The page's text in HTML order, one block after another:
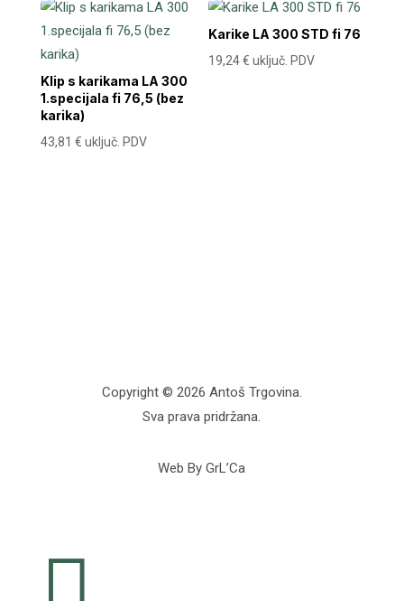
Klip s karikama LA 300
1.specijala fi 76,5 (bez
karika)
43,81 € uključ. PDV
Karike LA 300 STD fi 76
19,24€ uključ. PDV
Copyright © 2026 Antoš Trgovina.
Sva prava pridržana.
Web By GrL’Ca
